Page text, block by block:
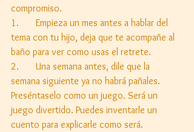
compromiso.
1.       Empieza un mes antes a hablar del
tema con tu hijo, deja que te acompañe al
baño para ver como usas el retrete.
2.       Una semana antes, dile que la
semana siguiente ya no habrá pañales.
Preséntaselo como un juego. Será un
juego divertido. Puedes inventarle un
cuento para explicarle como será.